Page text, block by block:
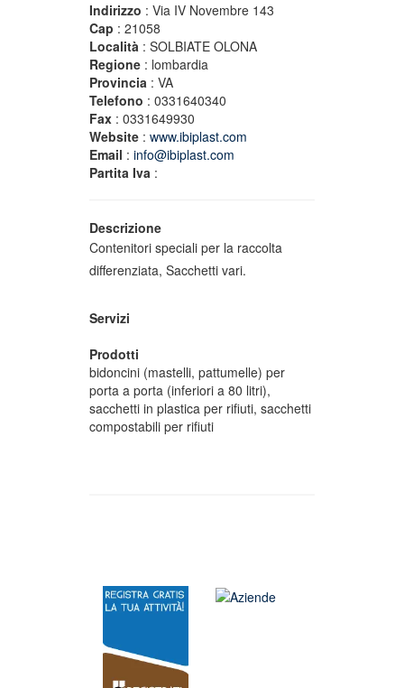
Indirizzo : Via IV Novembre 143
Cap : 21058
Località : SOLBIATE OLONA
Regione : lombardia
Provincia : VA
Telefono : 0331640340
Fax : 0331649930
Website : www.ibiplast.com
Email : info@ibiplast.com
Partita Iva :
Descrizione
Contenitori speciali per la raccolta
differenziata, Sacchetti vari.
Servizi
Prodotti
bidoncini (mastelli, pattumelle) per
porta a porta (inferiori a 80 litri),
sacchetti in plastica per rifiuti, sacchetti
compostabili per rifiuti